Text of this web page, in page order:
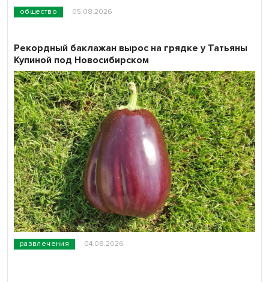
общество 05.08.2026
развлечения 04.08.2026
Рекордный баклажан вырос на грядке у Татьяны
Купиной под Новосибирском